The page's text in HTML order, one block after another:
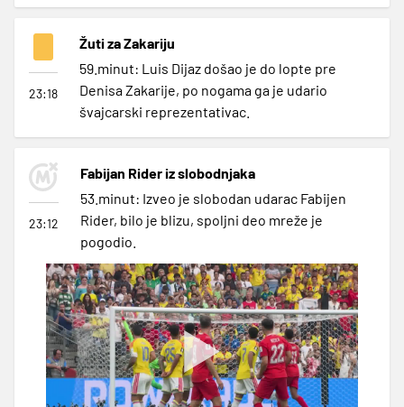
23:18
Žuti za Zakariju
59.minut: Luis Dijaz došao je do lopte pre
Denisa Zakarije, po nogama ga je udario
švajcarski reprezentativac.
23:12
Fabijan Rider iz slobodnjaka
53.minut: Izveo je slobodan udarac Fabijen
Rider, bilo je blizu, spoljni deo mreže je
pogodio.